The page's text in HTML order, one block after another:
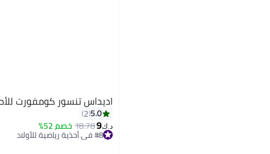
اديداس تنسور كومفورت
5.0
2
د.ك‏9
18.78خصم 52% #8 في أحذية رياضية للأولاد
أقل سعر في 30 يوم